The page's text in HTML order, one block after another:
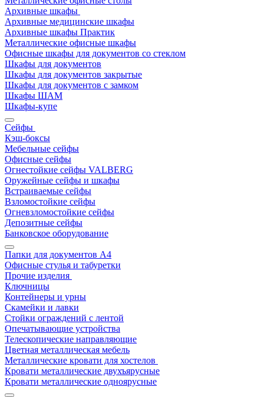
Архивные шкафы
Архивные медицинские шкафы
Архивные шкафы Практик
Металлические офисные шкафы
Офисные шкафы для документов со стеклом
Шкафы для документов
Шкафы для документов закрытые
Шкафы для документов с замком
Шкафы ШАМ
Шкафы-купе
Сейфы
Кэш-боксы
Мебельные сейфы
Офисные сейфы
Огнестойкие сейфы VALBERG
Оружейные сейфы и шкафы
Встраиваемые сейфы
Взломостойкие сейфы
Огневзломостойкие сейфы
Депозитные сейфы
Банковское оборудование
Папки для документов A4
Офисные стулья и табуретки
Прочие изделия
Ключницы
Контейнеры и урны
Скамейки и лавки
Стойки ограждений с лентой
Опечатывающие устройства
Телескопические направляющие
Цветная металлическая мебель
Металлические кровати для хостелов
Кровати металлические двухъярусные
Кровати металлические одноярусные